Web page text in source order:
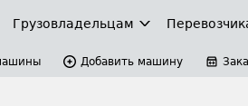
Грузовладельцам
Добавить машину